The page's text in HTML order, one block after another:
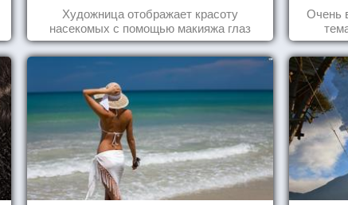
Художница отображает красоту
насекомых с помощью макияжа глаз
Очень